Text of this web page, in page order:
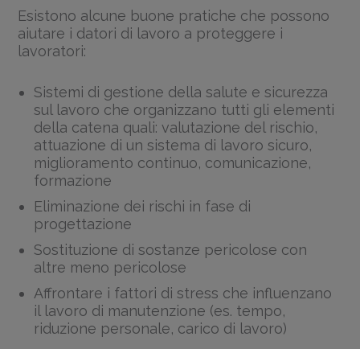
Esistono alcune buone pratiche che possono
aiutare i datori di lavoro a proteggere i
lavoratori:
Sistemi di gestione della salute e sicurezza
sul lavoro che organizzano tutti gli elementi
della catena quali: valutazione del rischio,
attuazione di un sistema di lavoro sicuro,
miglioramento continuo, comunicazione,
formazione
Eliminazione dei rischi in fase di
progettazione
Sostituzione di sostanze pericolose con
altre meno pericolose
Affrontare i fattori di stress che influenzano
il lavoro di manutenzione (es. tempo,
riduzione personale, carico di lavoro)